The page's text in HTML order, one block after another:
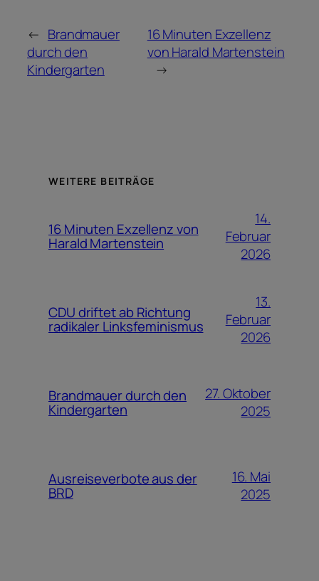
← Brandmauer
durch den
Kindergarten
16 Minuten Exzellenz
von Harald Martenstein
→
WEITERE BEITRÄGE
16 Minuten Exzellenz von
Harald Martenstein
14.
Februar
2026
CDU driftet ab Richtung
radikaler Linksfeminismus
13.
Februar
2026
Brandmauer durch den
Kindergarten
27. Oktober
2025
Ausreiseverbote aus der
BRD
16. Mai
2025